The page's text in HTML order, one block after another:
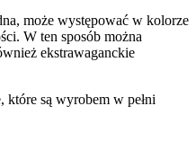
może występować w kolorze
W ten sposób można
ekstrawaganckie
które są wyrobem w pełni